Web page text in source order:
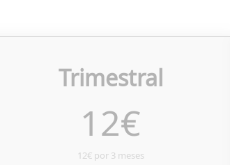
Trimestral
12€
12€ por 3 meses